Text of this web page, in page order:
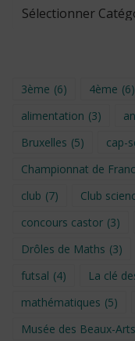
3ème (6) 4ème (6)
alimentation (3)
Bruxelles (5) cap-
Championnat de
club (7) Club
concours castor (3)
Drôles de Maths (3)
futsal (4) La clé
mathématiques (5)
Musée des Beaux-Arts